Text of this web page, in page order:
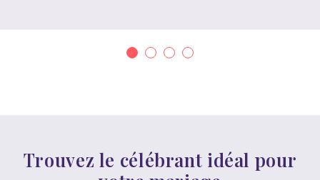
Trouvez le célébrant idéal pour